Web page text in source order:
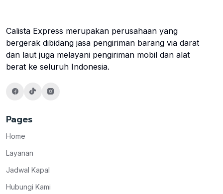
Calista Express merupakan perusahaan yang
bergerak dibidang jasa pengiriman barang via darat
dan laut juga melayani pengiriman mobil dan alat
berat ke seluruh Indonesia.
Pages
Home
Layanan
Jadwal Kapal
Hubungi Kami